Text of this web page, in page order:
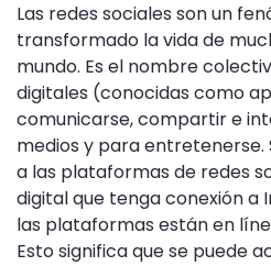
Las redes sociales son un
transformado la vida de
mundo. Es el nombre
digitales (conocidas como
comunicarse, compartir e
medios y para entretenerse.
a las plataformas de redes
digital que tenga conexión a
las plataformas están en
Esto significa que se puede